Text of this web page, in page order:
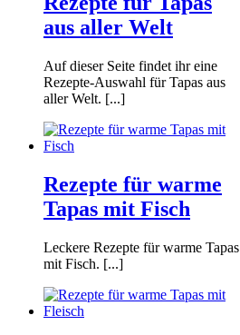
aus aller Welt
Auf dieser Seite findet ihr eine
Rezepte-Auswahl für Tapas aus
aller Welt. [...]
Rezepte für warme
Tapas mit Fisch
Leckere Rezepte für warme Tapas
mit Fisch. [...]